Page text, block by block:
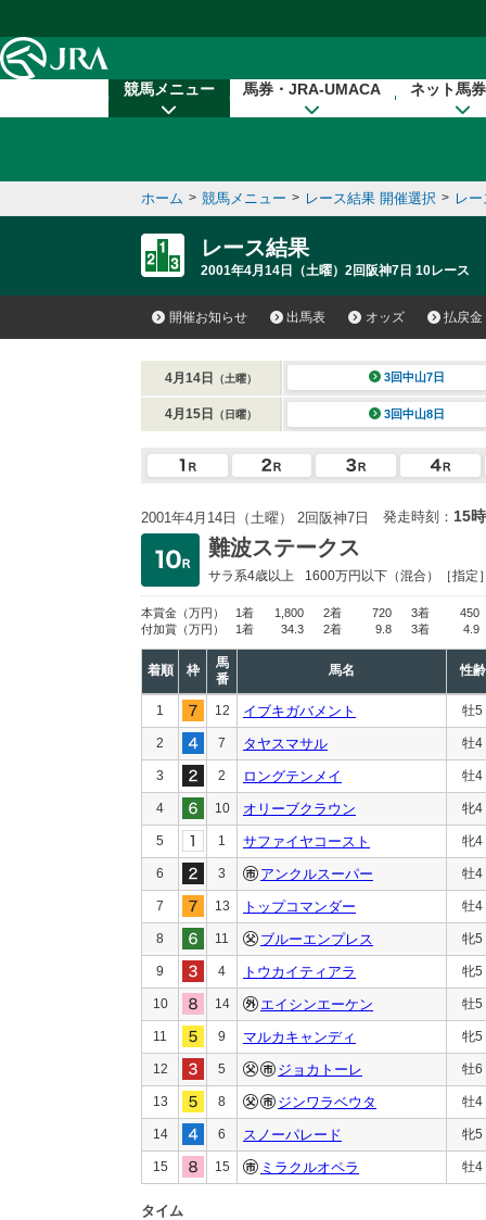
競馬メニュー 馬券・JRA-UMACA ネット馬
ホーム > 競馬メニュー > レース結果 開催選択 > レ
レース結果
2001年4月14日（土曜）2回阪神7日 10レース
開催お知らせ 出馬表 オッズ 払戻金
4月14日 （土曜） 3回中山7日
4月15日 （日曜） 3回中山8日
2001年4月14日（土曜） 2回阪神7日 発走時刻： 15
難波ステークス
サラ系4歳以上 1600万円以下 （混合）［指定
本賞金 （万円） 1着 1,800 2着 720 3着
450
付加賞 （万円） 1着 34.3 2着 9.8 3着 4.9
着順 枠
馬
番
馬名 性齢
1 12 イブキガバメント 牡5
2 7 タヤスマサル 牡4
3 2 ロングテンメイ 牡4
4 10 オリーブクラウン 牝4
5 1 サファイヤコースト 牝4
6 3 アンクルスーパー 牡4
7 13 トップコマンダー 牡4
8 11 ブルーエンプレス 牝5
9 4 トウカイティアラ 牝5
10 14 エイシンエーケン 牡5
11 9 マルカキャンディ 牝5
12 5 ジョカトーレ 牡6
13 8 ジンワラベウタ 牡4
14 6 スノーパレード 牝5
15 15 ミラクルオペラ 牡4
タイム